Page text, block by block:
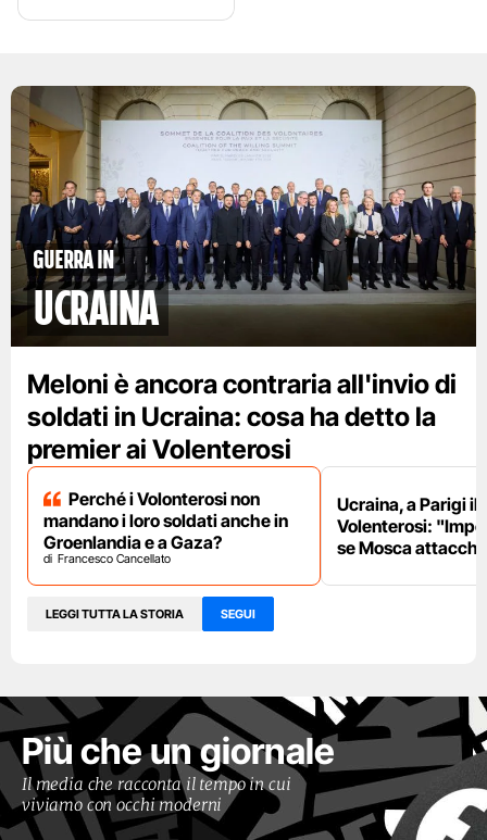
Guerra in
Ucraina
Meloni è ancora contraria all'invio di
soldati in Ucraina: cosa ha detto la
premier ai Volenterosi
Perché i Volonterosi non
mandano i loro soldati anche in
Groenlandia e a Gaza?
Francesco Cancellato
Ucraina, a Parigi il
Volenterosi:
se Mosca
LEGGI TUTTA LA STORIA SEGUI
Più che un giornale
Il media che racconta il tempo in cui
viviamo con occhi moderni